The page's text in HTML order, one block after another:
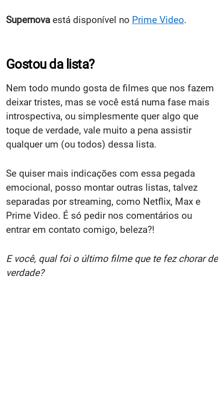
Supernova está disponível no Prime Video.
Gostou da lista?
Nem todo mundo gosta de filmes que nos fazem
deixar tristes, mas se você está numa fase mais
introspectiva, ou simplesmente quer algo que
toque de verdade, vale muito a pena assistir
qualquer um (ou todos) dessa lista.
Se quiser mais indicações com essa pegada
emocional, posso montar outras listas, talvez
separadas por streaming, como Netflix, Max e
Prime Video. É só pedir nos comentários ou
entrar em contato comigo, beleza?!
E você, qual foi o último filme que te fez chorar de
verdade?